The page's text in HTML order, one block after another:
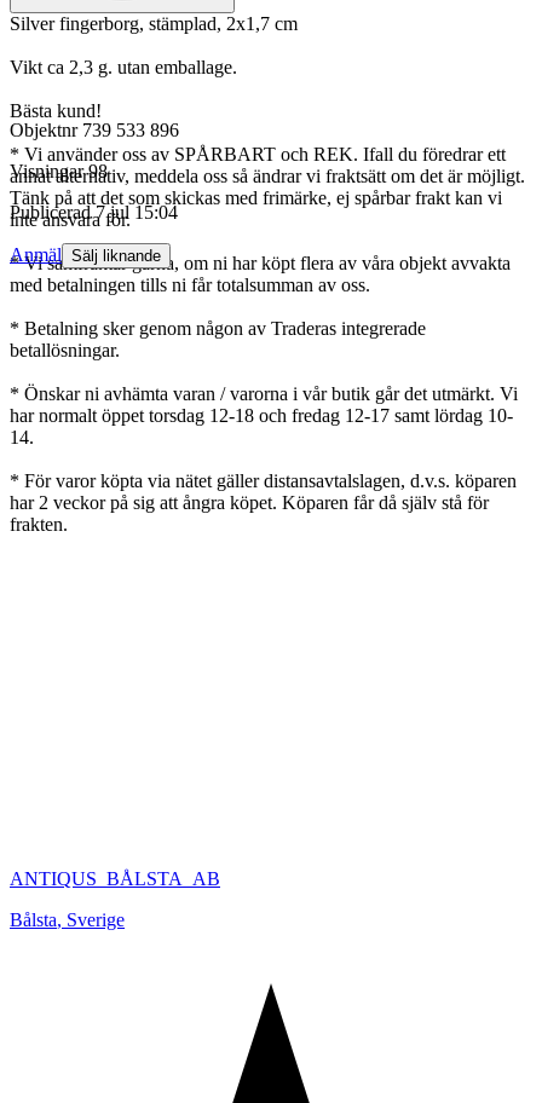
Silver fingerborg, stämplad, 2x1,7 cm
Vikt ca 2,3 g. utan emballage.
Bästa kund!
* Vi använder oss av SPÅRBART och REK. Ifall du föredrar ett
annat alternativ, meddela oss så ändrar vi fraktsätt om det är möjligt.
Tänk på att det som skickas med frimärke, ej spårbar frakt kan vi
inte ansvara för.
* Vi samfraktar gärna, om ni har köpt flera av våra objekt avvakta
med betalningen tills ni får totalsumman av oss.
* Betalning sker genom någon av Traderas integrerade
betallösningar.
* Önskar ni avhämta varan / varorna i vår butik går det utmärkt. Vi
har normalt öppet torsdag 12-18 och fredag 12-17 samt lördag 10-
14.
* För varor köpta via nätet gäller distansavtalslagen, d.v.s. köparen
har 2 veckor på sig att ångra köpet. Köparen får då själv stå för
frakten.
Objektnr 739 533 896
Visningar 98
Publicerad 7 jul 15:04
Anmäl Sälj liknande
ANTIQUS_BÅLSTA_AB
Bålsta, Sverige